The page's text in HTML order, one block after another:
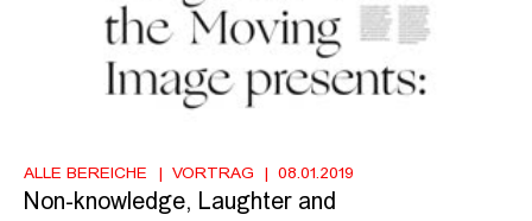
ALLE BEREICHE VORTRAG 08.01.2019
Non-knowledge, Laughter and